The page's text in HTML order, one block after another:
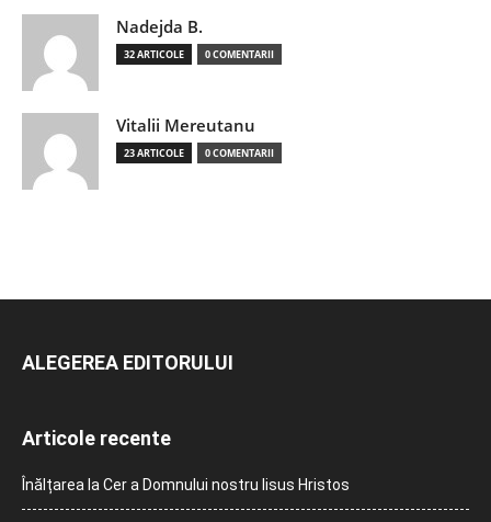
Nadejda B.
32 ARTICOLE 0 COMENTARII
Vitalii Mereutanu
23 ARTICOLE 0 COMENTARII
ALEGEREA EDITORULUI
Articole recente
Înălțarea la Cer a Domnului nostru Iisus Hristos